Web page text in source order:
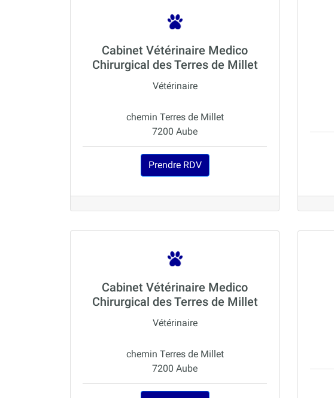
Cabinet Vétérinaire Medico
Chirurgical des Terres de Millet
Vétérinaire
chemin Terres de Millet
7200 Aube
Prendre RDV
Cabinet Vétérinaire Medico
Chirurgical des Terres de Millet
Vétérinaire
chemin Terres de Millet
7200 Aube